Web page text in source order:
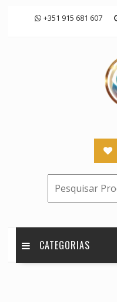
+351 915 681 607
CATEGORIAS